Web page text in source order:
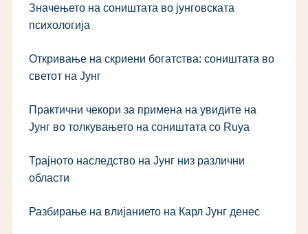
Значењето на соништата во јунговската
психологија
Откривање на скриени богатства: соништата во
светот на Јунг
Практични чекори за примена на увидите на
Јунг во толкувањето на соништата со Ruya
Трајното наследство на Јунг низ различни
области
Разбирање на влијанието на Карл Јунг денес